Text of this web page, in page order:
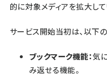
的に対象メディアを拡大して
サービス開始当初は、以下
ブックマーク機能：気
み返せる機能。